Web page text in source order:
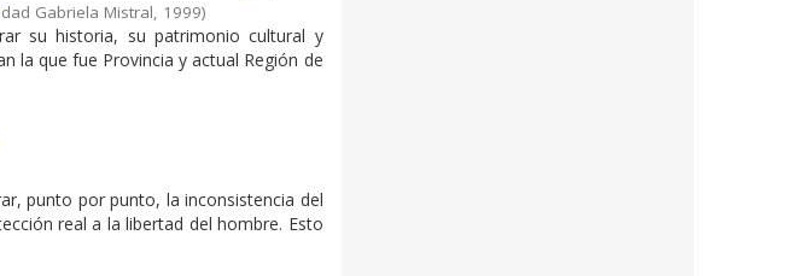
Gabriela Mistral, 1999)
su historia, su patrimonio cultural y
la que fue Provincia y actual Región de
punto por punto, la inconsistencia del
real a la libertad del hombre. Esto